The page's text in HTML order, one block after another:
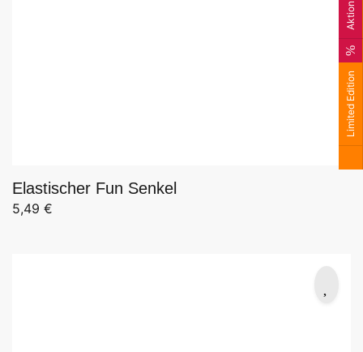
Elastischer Fun Senkel
5,49 €
Limited Edition
Aktion